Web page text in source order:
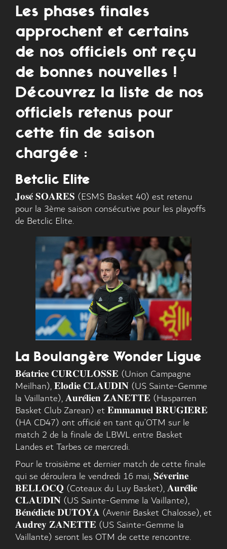
Les phases finales
approchent et certains
de nos officiels ont reçu
de bonnes nouvelles !
Découvrez la liste de nos
officiels retenus pour
cette fin de saison
chargée :
Betclic Elite
𝐉𝐨𝐬𝐞́ 𝐒𝐎𝐀𝐑𝐄𝐒 (ESMS Basket 40) est retenu
pour la 3ème saison consécutive pour les playoffs
de Betclic Elite.
La Boulangère Wonder Ligue
𝐁𝐞́𝐚𝐭𝐫𝐢𝐜𝐞 𝐂𝐔𝐑𝐂𝐔𝐋𝐎𝐒𝐒𝐄 (Union Campagne
Meilhan), 𝐄𝐥𝐨𝐝𝐢𝐞 𝐂𝐋𝐀𝐔𝐃𝐈𝐍 (US Sainte-Gemme
la Vaillante), 𝐀𝐮𝐫𝐞́𝐥𝐢𝐞𝐧 𝐙𝐀𝐍𝐄𝐓𝐓𝐄 (Hasparren
Basket Club Zarean) et 𝐄𝐦𝐦𝐚𝐧𝐮𝐞𝐥 𝐁𝐑𝐔𝐆𝐈𝐄𝐑𝐄
(HA CD47) ont officié en tant qu’OTM sur le
match 2 de la finale de LBWL entre Basket
Landes et Tarbes ce mercredi.
Pour le troisième et dernier match de cette finale
qui se déroulera le vendredi 16 mai, 𝐒𝐞́𝐯𝐞𝐫𝐢𝐧𝐞
𝐁𝐄𝐋𝐋𝐎𝐂𝐐 (Coteaux du Luy Basket), 𝐀𝐮𝐫𝐞́𝐥𝐢𝐞
𝐂𝐋𝐀𝐔𝐃𝐈𝐍 (US Sainte-Gemme la Vaillante),
𝐁𝐞́𝐧𝐞́𝐝𝐢𝐜𝐭𝐞 𝐃𝐔𝐓𝐎𝐘𝐀 (Avenir Basket Chalosse), et
𝐀𝐮𝐝𝐫𝐞𝐲 𝐙𝐀𝐍𝐄𝐓𝐓𝐄 (US Sainte-Gemme la
Vaillante) seront les OTM de cette rencontre.